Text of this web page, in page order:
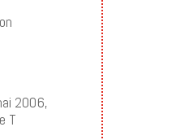
2006,
T